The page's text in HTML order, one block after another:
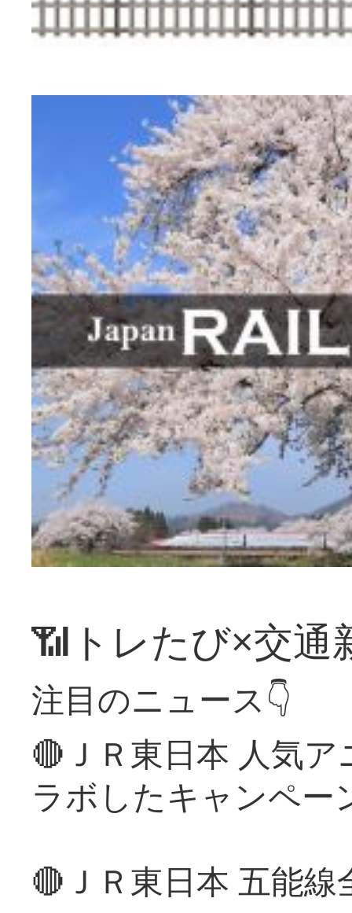
📶トレたび×交通
注目のニュース👇
🔴ＪＲ東日本 人気
ラボしたキャンペー
🔴ＪＲ東日本 五能